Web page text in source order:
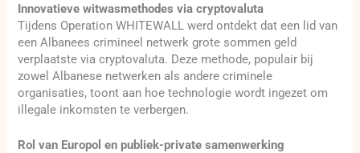
Innovatieve witwasmethodes via cryptovaluta
Tijdens Operation WHITEWALL werd ontdekt dat een lid van
een Albanees crimineel netwerk grote sommen geld
verplaatste via cryptovaluta. Deze methode, populair bij
zowel Albanese netwerken als andere criminele
organisaties, toont aan hoe technologie wordt ingezet om
illegale inkomsten te verbergen.
Rol van Europol en publiek-private samenwerking